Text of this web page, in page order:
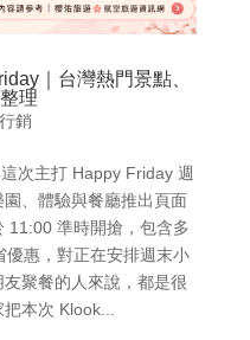
｜台灣熱門景點、
理
行銷
次主打 Happy Friday 週
、體驗與餐廳推出頁面
11:00 準時開搶，包含多
惠，對正在安排週末小
聚餐的人來說，都是很
本次 Klook...